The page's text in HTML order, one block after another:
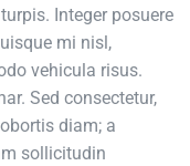
Integer posuere
mi nisl,
vehicula risus.
Sed consectetur,
diam; a
sollicitudin